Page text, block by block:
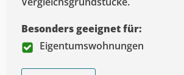
Besonders geeignet für:
Eigentumswohnungen